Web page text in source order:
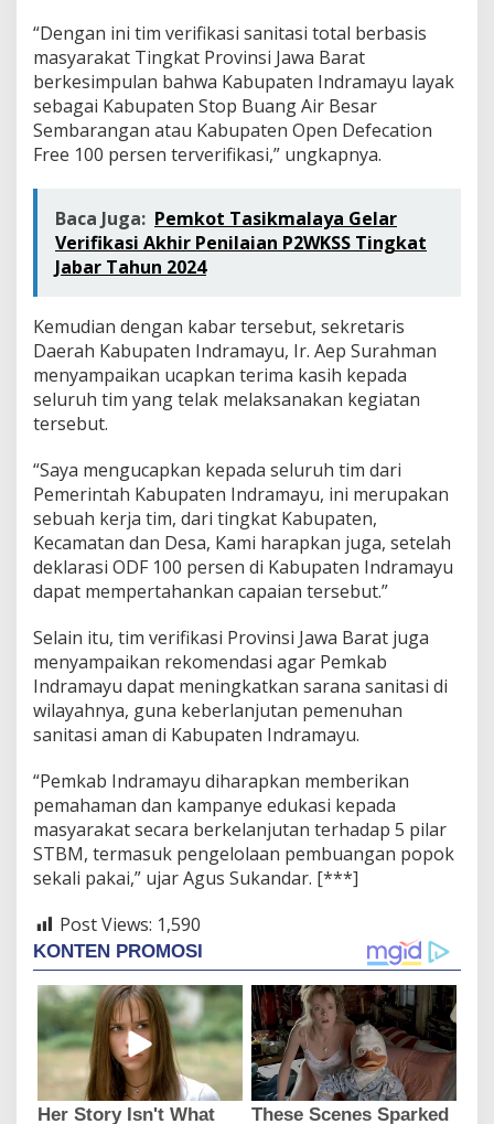
“Dengan ini tim verifikasi sanitasi total berbasis
masyarakat Tingkat Provinsi Jawa Barat
berkesimpulan bahwa Kabupaten Indramayu layak
sebagai Kabupaten Stop Buang Air Besar
Sembarangan atau Kabupaten Open Defecation
Free 100 persen terverifikasi,” ungkapnya.
Baca Juga: Pemkot Tasikmalaya Gelar
Verifikasi Akhir Penilaian P2WKSS Tingkat
Jabar Tahun 2024
Kemudian dengan kabar tersebut, sekretaris
Daerah Kabupaten Indramayu, Ir. Aep Surahman
menyampaikan ucapkan terima kasih kepada
seluruh tim yang telak melaksanakan kegiatan
tersebut.
“Saya mengucapkan kepada seluruh tim dari
Pemerintah Kabupaten Indramayu, ini merupakan
sebuah kerja tim, dari tingkat Kabupaten,
Kecamatan dan Desa, Kami harapkan juga, setelah
deklarasi ODF 100 persen di Kabupaten Indramayu
dapat mempertahankan capaian tersebut.”
Selain itu, tim verifikasi Provinsi Jawa Barat juga
menyampaikan rekomendasi agar Pemkab
Indramayu dapat meningkatkan sarana sanitasi di
wilayahnya, guna keberlanjutan pemenuhan
sanitasi aman di Kabupaten Indramayu.
“Pemkab Indramayu diharapkan memberikan
pemahaman dan kampanye edukasi kepada
masyarakat secara berkelanjutan terhadap 5 pilar
STBM, termasuk pengelolaan pembuangan popok
sekali pakai,” ujar Agus Sukandar. [***]
Post Views: 1,590